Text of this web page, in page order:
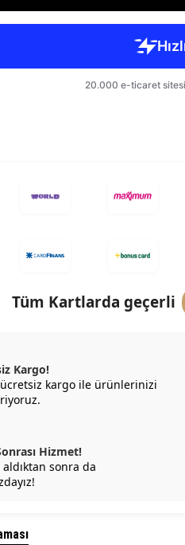
Tüm Kartlarda geçerli
Kargo!
kargo ile ürünlerinizi
Hizmet!
sonra da